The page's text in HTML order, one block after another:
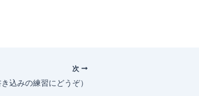
次
込みの練習にどうぞ）